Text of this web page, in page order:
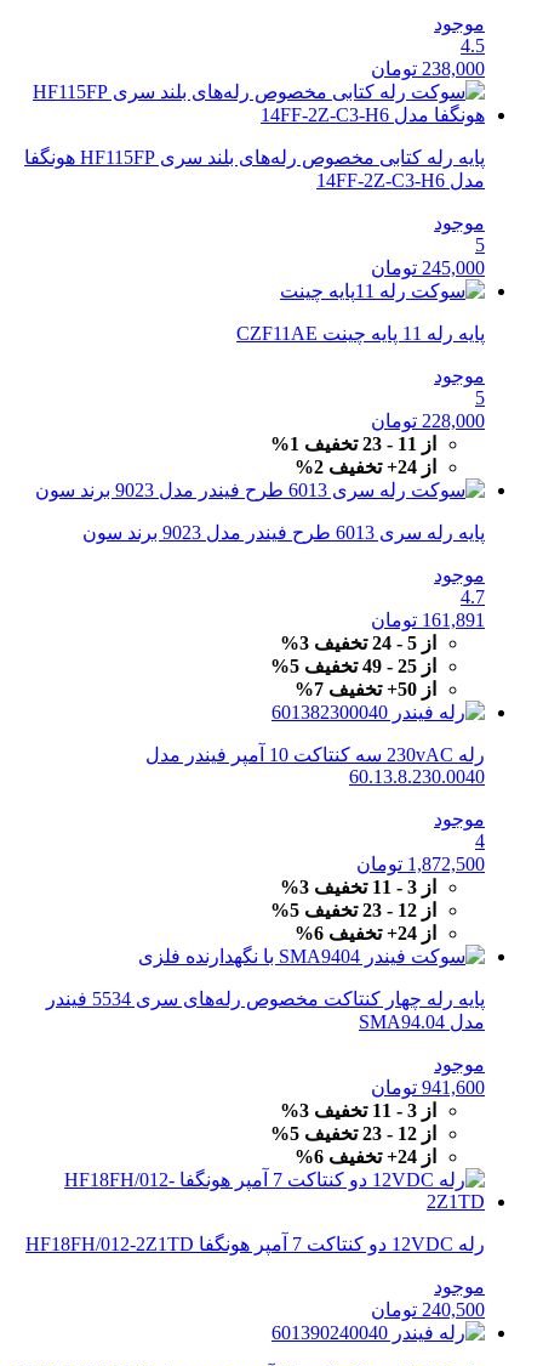
موجود
4.5
238,000 تومان
پایه رله کتابی مخصوص رله‌های بلند سری HF115FP هونگفا
مدل 14FF-2Z-C3-H6
موجود
5
245,000 تومان
پایه رله 11 پایه چینت CZF11AE
موجود
5
228,000 تومان
از 11 - 23 تخفیف 1%
از 24+ تخفیف 2%
پایه رله سری 6013 طرح فیندر مدل 9023 برند سون
موجود
4.7
161,891 تومان
از 5 - 24 تخفیف 3%
از 25 - 49 تخفیف 5%
از 50+ تخفیف 7%
رله 230vAC سه کنتاکت 10 آمپر فیندر مدل
60.13.8.230.0040
موجود
4
1,872,500 تومان
از 3 - 11 تخفیف 3%
از 12 - 23 تخفیف 5%
از 24+ تخفیف 6%
پایه رله چهار کنتاکت مخصوص رله‌های سری 5534 فیندر
مدل SMA94.04
موجود
941,600 تومان
از 3 - 11 تخفیف 3%
از 12 - 23 تخفیف 5%
از 24+ تخفیف 6%
رله 12VDC دو کنتاکت 7 آمپر هونگفا HF18FH/012-2Z1TD
موجود
240,500 تومان